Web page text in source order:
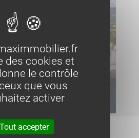
immobilier complet 2026
des cookies et
le contrôle
que vous
activer
Tout accepter